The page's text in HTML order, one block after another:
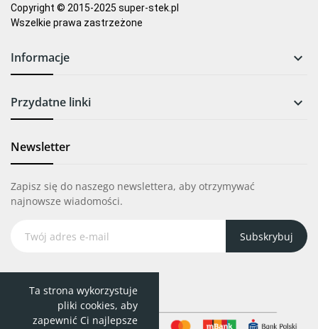
Copyright © 2015-2025 super-stek.pl
Wszelkie prawa zastrzeżone
Informacje 
Przydatne linki 
Newsletter
Zapisz się do naszego newslettera, aby otrzymywać
najnowsze wiadomości.
Subskrybuj
Ta strona wykorzystuje
pliki cookies, aby
zapewnić Ci najlepsze